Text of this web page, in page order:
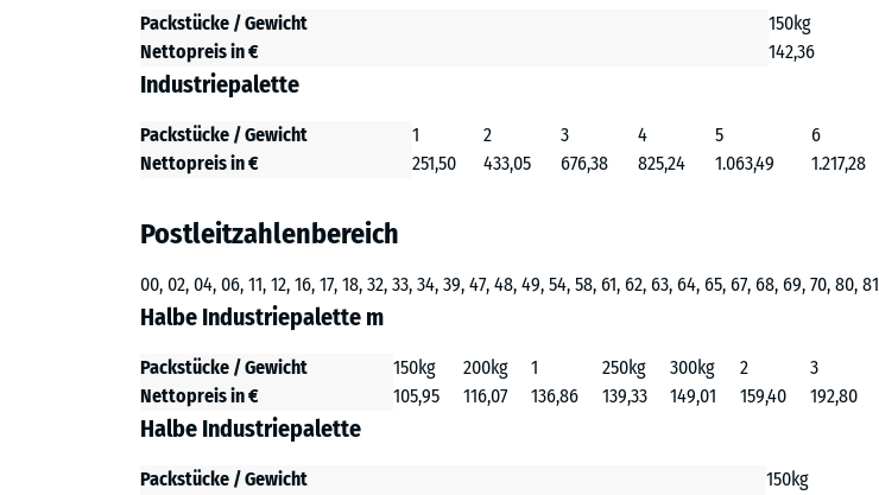
Packstücke / Gewicht 150kg
Nettopreis in €
142,36
Industriepalette
Packstücke / Gewicht 1 2 3 4 5 6
Nettopreis in €
251,50 433,05 676,38 825,24 1.063,49 1.217,28
Postleitzahlenbereich
00, 02, 04, 06, 11, 12, 16, 17, 18, 32, 33, 34, 39, 47, 48, 49, 54, 58, 61, 62, 63, 64, 65, 67, 68, 69, 70, 80, 81
Halbe Industriepalette m
Packstücke / Gewicht 150kg 200kg 1 250kg 300kg 2 3
Nettopreis in €
105,95 116,07 136,86 139,33 149,01 159,40 192,80
Halbe Industriepalette
Packstücke / Gewicht 150kg